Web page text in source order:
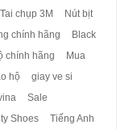
Tai chụp 3M
Nút bịt
chính hãng
Black
chính hãng
Mua
hộ
giay ve si
Sale
Shoes
Tiếng Anh